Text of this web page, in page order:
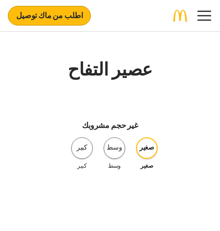
اطلب من ماك توصيل
عصير التفاح
غير حجم مشروبك
صغير
صغير
وسط
وسط
كبير
كبير